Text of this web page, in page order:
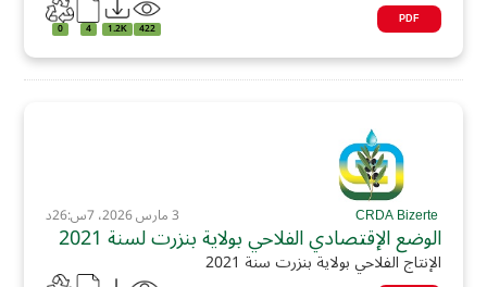
PDF
422
1.2K
4
0
3 مارس 2026، 7س:26د
الوضع الإقتصادي الفلاحي بولاية بنزرت لسنة 2021
الإنتاج الفلاحي بولاية بنزرت سنة 2021